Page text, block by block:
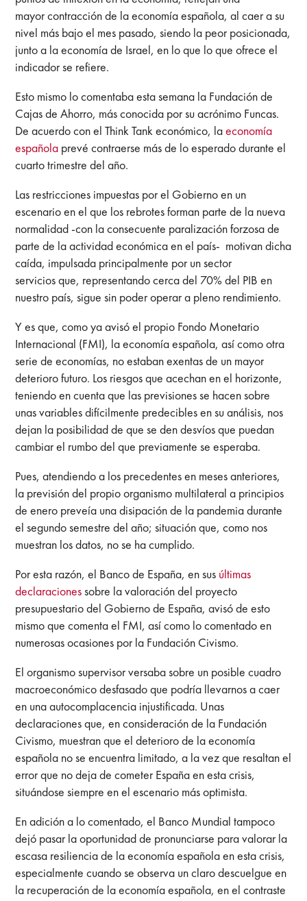
mayor contracción de la economía española, al caer a su
nivel más bajo el mes pasado, siendo la peor posicionada,
junto a la economía de Israel, en lo que lo que ofrece el
indicador se refiere.
Esto mismo lo comentaba esta semana la Fundación de
Cajas de Ahorro, más conocida por su acrónimo Funcas.
De acuerdo con el Think Tank económico, laeconomía
española prevé contraerse más de lo esperado durante el
cuarto trimestre del año.
Las restricciones impuestas por el Gobierno en un
escenario en el que los rebrotes forman parte de la nueva
normalidad -con la consecuente paralización forzosa de
parte de la actividad económica en el país- motivan dicha
caída, impulsada principalmente por un sector
servicios que, representando cerca del 70% del PIB en
nuestro país, sigue sin poder operar a pleno rendimiento.
Y es que, como ya avisó el propio Fondo Monetario
Internacional (FMI), la economía española, así como otra
serie de economías, no estaban exentas de un mayor
deterioro futuro. Los riesgos que acechan en el horizonte,
teniendo en cuenta que las previsiones se hacen sobre
unas variables difícilmente predecibles en su análisis, nos
dejan la posibilidad de que se den desvíos que puedan
cambiar el rumbo del que previamente se esperaba.
Pues, atendiendo a los precedentes en meses anteriores,
la previsión del propio organismo multilateral a principios
de enero preveía una disipación de la pandemia durante
el segundo semestre del año; situación que, como nos
muestran los datos, no se ha cumplido.
Por esta razón, el Banco de España, en sus últimas
declaracionessobre la valoración del proyecto
presupuestario del Gobierno de España, avisó de esto
mismo que comenta el FMI, así como lo comentado en
numerosas ocasiones por la Fundación Civismo.
El organismo supervisor versaba sobre un posible cuadro
macroeconómico desfasado que podría llevarnos a caer
en una autocomplacencia injustificada. Unas
declaraciones que, en consideración de la Fundación
Civismo, muestran que el deterioro de la economía
española no se encuentra limitado, a la vez que resaltan el
error que no deja de cometer España en esta crisis,
situándose siempre en el escenario más optimista.
En adición a lo comentado, el Banco Mundial tampoco
dejó pasar la oportunidad de pronunciarse para valorar la
escasa resiliencia de la economía española en esta crisis,
especialmente cuando se observa un claro descuelgue en
la recuperación de la economía española, en el contraste